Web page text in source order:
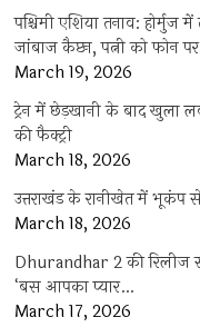
पश्चिमी एशिया तनाव:
जांबाज कैप्टन, पत्नी को फोन
March 19, 2026
ट्रेन में छेड़खानी के बाद खुला
की फैक्ट्री
March 18, 2026
उत्तराखंड के रानीखेत में
March 18, 2026
Dhurandhar 2 की
‘बस आपका प्यार…
March 17, 2026